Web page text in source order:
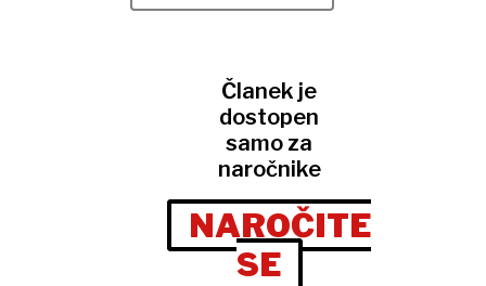
Članek je
dostopen
samo za
naročnike
NAROČITE
SE